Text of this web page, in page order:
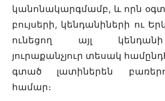
կանոնակարգմամբ, և որն
բույսերի, կենդանիների ու
ունեցող այլ
յուրաքանչյուր տեսակ
գտած լատիներեն
համար։